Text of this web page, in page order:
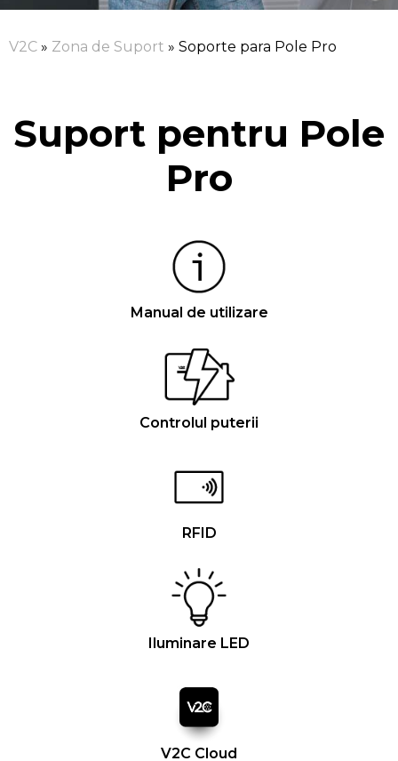
V2C » Zona de Suport » Soporte para Pole Pro
Suport pentru Pole
Pro
Manual de utilizare
Controlul puterii
RFID
Iluminare LED
V2C Cloud